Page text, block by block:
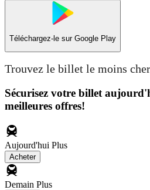
Téléchargez-le sur Google Play
Trouvez le billet le moins
Sécurisez votre billet
meilleures offres!
Aujourd'hui Plus
Acheter
Demain Plus